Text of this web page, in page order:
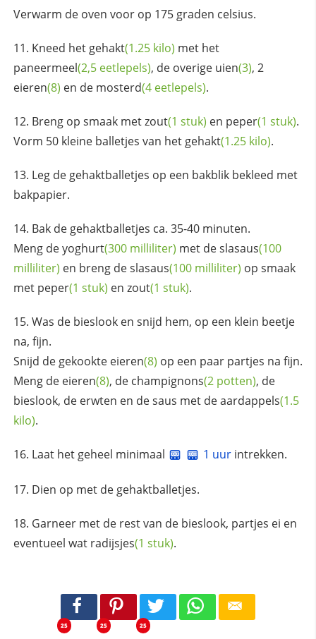
Verwarm de oven voor op 175 graden celsius.
Kneed het gehakt(1.25 kilo) met het
paneermeel(2,5 eetlepels), de overige uien(3), 2
eieren(8) en de mosterd(4 eetlepels).
Breng op smaak metzout(1 stuk) en peper(1 stuk).
Vorm 50 kleine balletjes van het gehakt(1.25 kilo).
Leg de gehaktballetjes op een bakblik bekleed met
bakpapier.
Bak de gehaktballetjes ca. 35-40 minuten.
Meng deyoghurt(300 milliliter) met deslasaus(100
milliliter) en breng deslasaus(100 milliliter) op smaak
met peper(1 stuk) en zout(1 stuk).
Was de bieslook en snijd hem, op een klein beetje
na, fijn.
Snijd de gekookte eieren(8) op een paar partjes na fijn.
Meng de eieren(8), de champignons(2 potten), de
bieslook, de erwten en de saus met deaardappels(1.5
kilo).
Laat het geheel minimaal 1 uurintrekken.
Dien op met de gehaktballetjes.
Garneer met de rest van de bieslook, partjes ei en
eventueel wat radijsjes(1 stuk).
25 25 25